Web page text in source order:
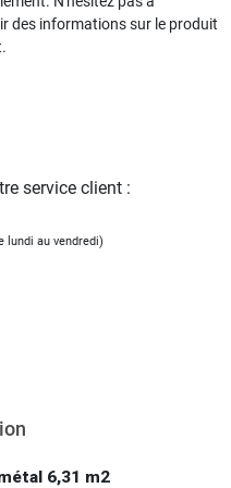
des informations sur le produit
service client :
lundi au vendredi)
6,31 m2